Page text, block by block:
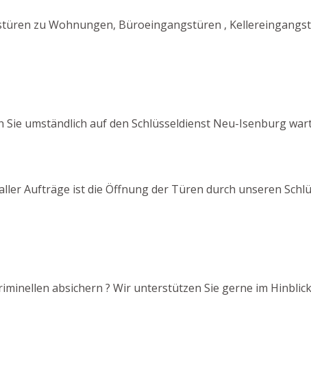
zu Wohnungen, Büroeingangstüren ,
umständlich auf den Schlüsseldienst Neu-Isenburg
Aufträge ist die Öffnung der Türen durch unseren
absichern ? Wir unterstützen Sie gerne im